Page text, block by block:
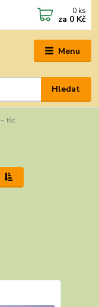
Menu
Hledat
0 ks
za 0 Kč
~ filc